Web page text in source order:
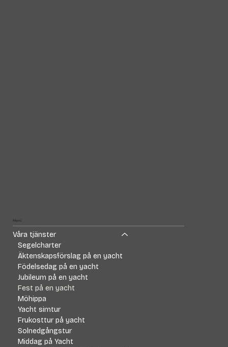
Menü
Våra tjänster
Segelcharter
Äktenskapsförslag på en yacht
Födelsedag på en yacht
Jubileum på en yacht
Fest på en yacht
Möhippa
Yacht simtur
Frukosttur på yacht
Solnedgångstur
Middag på Yacht